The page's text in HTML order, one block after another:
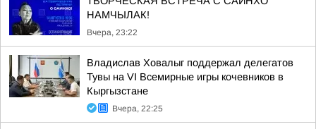
НАМЧЫЛАК!
Вчера, 23:22
Владислав Ховалыг поддержал делегатов
Тувы на VI Всемирные игры кочевников в
Кыргызстане
Вчера, 22:25